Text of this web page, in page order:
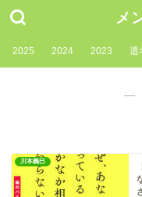
メ
2025 2024 2023 選
―
川本義巳